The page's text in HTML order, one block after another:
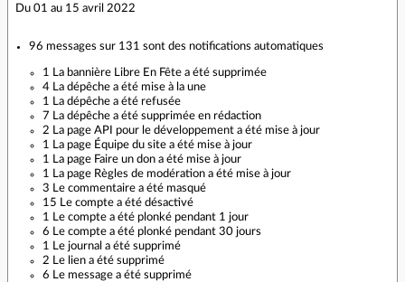
Du 01 au 15 avril 2022
96 messages sur 131 sont des notifications automatiques
1 La bannière Libre En Fête a été supprimée
4 La dépêche a été mise à la une
1 La dépêche a été refusée
7 La dépêche a été supprimée en rédaction
2 La page API pour le développement a été mise à jour
1 La page Équipe du site a été mise à jour
1 La page Faire un don a été mise à jour
1 La page Règles de modération a été mise à jour
3 Le commentaire a été masqué
15 Le compte a été désactivé
1 Le compte a été plonké pendant 1 jour
6 Le compte a été plonké pendant 30 jours
1 Le journal a été supprimé
2 Le lien a été supprimé
6 Le message a été supprimé